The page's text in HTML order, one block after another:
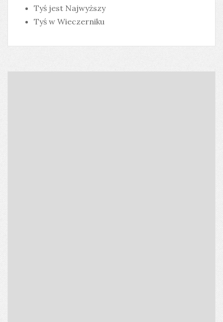
Tyś jest Najwyższy
Tyś w Wieczerniku